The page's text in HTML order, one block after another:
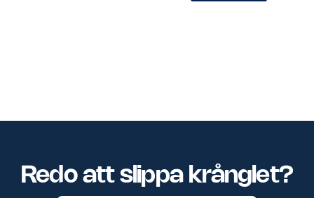
Redo att slippa krånglet?